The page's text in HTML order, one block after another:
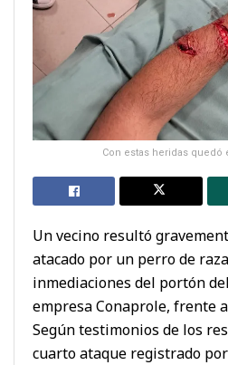
Con estas heridas quedó
Un vecino resultó
atacado por un perro de
inmediaciones del portón
empresa Conaprole, frente
Según testimonios de los
cuarto ataque registrado